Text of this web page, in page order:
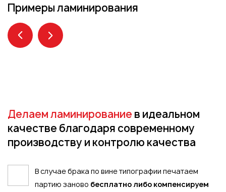
Примеры ламинирования
Делаем ламинирование в идеальном
качестве благодаря современному
производству и контролю качества
В случае брака по вине типографии печатаем
партию заново бесплатно либо компенсируем